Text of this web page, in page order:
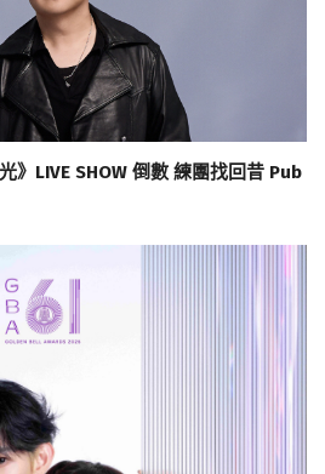
》LIVE SHOW 倒數 練團找回昔 Pub